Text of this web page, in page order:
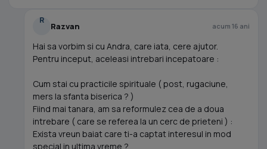
R
Razvan acum 16 ani
Hai sa vorbim si cu Andra, care iata, cere ajutor.
Pentru inceput, aceleasi intrebari incepatoare :
Cum stai cu practicile spirituale ( post, rugaciune,
mers la sfanta biserica ? )
Fiind mai tanara, am sa reformulez cea de a doua
intrebare ( care se referea la un cerc de prieteni ) :
Exista vreun baiat care ti-a captat interesul in mod
special in ultima vreme ?